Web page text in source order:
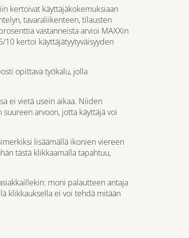
kertoivat käyttäjäkokemuksiaan
tavaraliikenteen, tilausten
vastanneista arvioi MAXXin
10 kertoi käyttäjätyytyväisyyden
opittava työkalu, jolla
ei vietä usein aikaa. Niiden
arvoon, jotta käyttäjä voi
lisäämällä ikonien viereen
tästä klikkaamalla tapahtuu,
moni palautteen antaja
klikkauksella ei voi tehdä mitään